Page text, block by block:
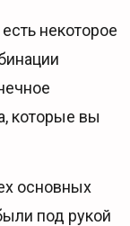
некоторое
которые вы
основных
под рукой